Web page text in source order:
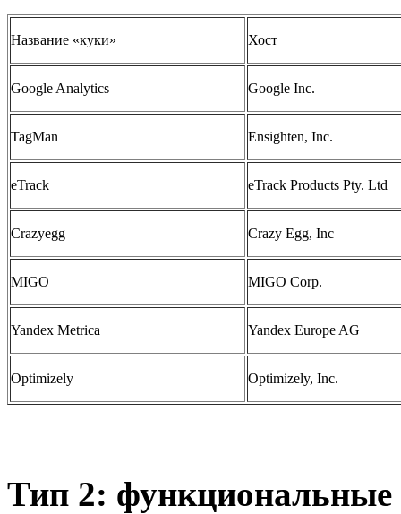
Название «куки» Хост
Google Analytics Google Inc.
TagMan Ensighten, Inc.
eTrack eTrack Products Pty. Ltd
Crazyegg Crazy Egg, Inc
MIGO MIGO Corp.
Yandex Metrica Yandex Europe AG
Optimizely Optimizely, Inc.
Тип 2: функциональные